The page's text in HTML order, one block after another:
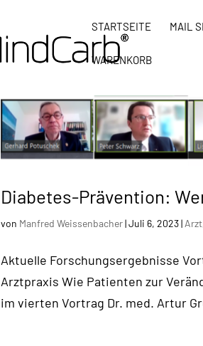
STARTSEITE MAIL
WARENKORB
Diabetes-Prävention:
von Manfred Weissenbacher|Juli 6, 2023| Arzt
Aktuelle Forschungsergebnisse
Arztpraxis Wie Patienten zur
im vierten Vortrag Dr. med. Artur